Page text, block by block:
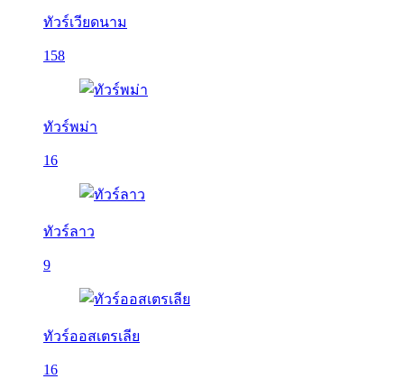
ทัวร์เวียดนาม
158
ทัวร์พม่า
16
ทัวร์ลาว
9
ทัวร์ออสเตรเลีย
16